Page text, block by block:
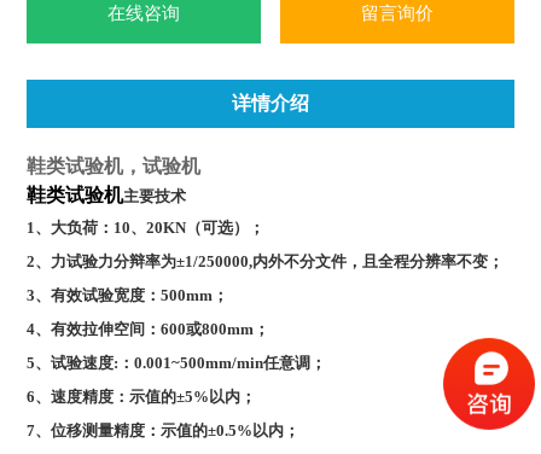
缩放.打印等全电子显示监控.
在线咨询 留言询价
详情介绍
鞋类试验机，试验机
鞋类试验机主要技术
1、大负荷：10、20KN（可选）；
2、力试验力分辩率为±1/250000,内外不分文件，且全程分辨率不变；
3、有效试验宽度：500mm；
4、有效拉伸空间：600或800mm；
5、试验速度:：0.001~500mm/min任意调；
6、速度精度：示值的±5%以内；
7、位移测量精度：示值的±0.5%以内；